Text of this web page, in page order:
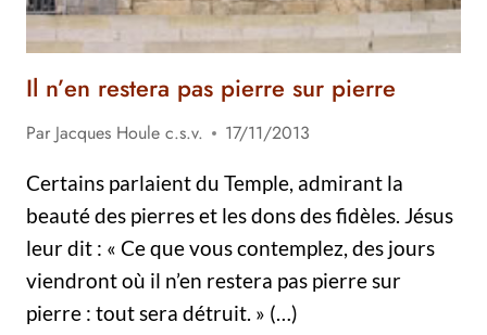
Il n’en restera pas pierre sur pierre
Par Jacques Houle c.s.v.
17/11/2013
Certains parlaient du Temple, admirant la
beauté des pierres et les dons des fidèles. Jésus
leur dit : « Ce que vous contemplez, des jours
viendront où il n’en restera pas pierre sur
pierre : tout sera détruit. » (…)